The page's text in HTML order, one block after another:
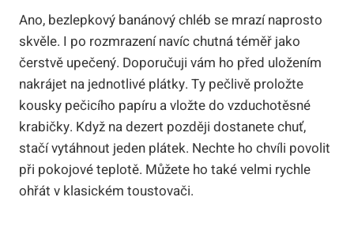
Ano, bezlepkový banánový chléb se mrazí naprosto
skvěle. I po rozmrazení navíc chutná téměř jako
čerstvě upečený. Doporučuji vám ho před uložením
nakrájet na jednotlivé plátky. Ty pečlivě proložte
kousky pečicího papíru a vložte do vzduchotěsné
krabičky. Když na dezert později dostanete chuť,
stačí vytáhnout jeden plátek. Nechte ho chvíli povolit
při pokojové teplotě. Můžete ho také velmi rychle
ohřát v klasickém toustovači.